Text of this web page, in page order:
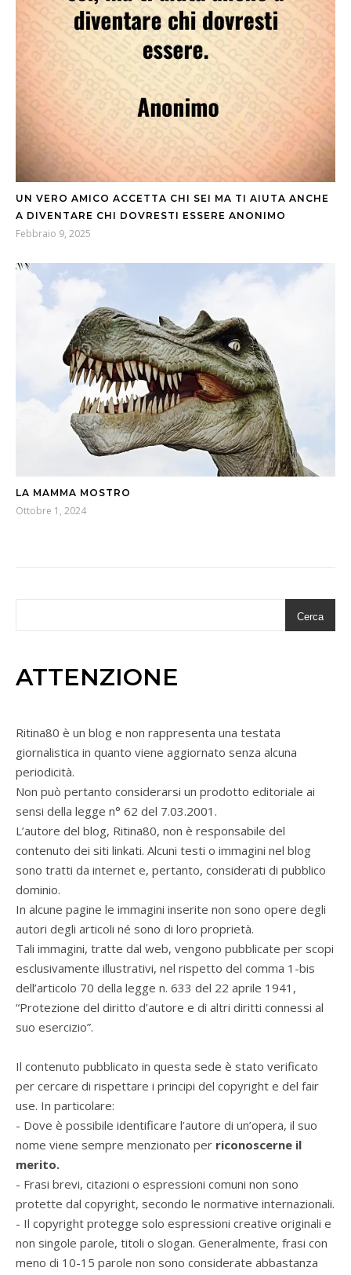
UN VERO AMICO ACCETTA CHI SEI MA TI AIUTA ANCHE
A DIVENTARE CHI DOVRESTI ESSERE ANONIMO
Febbraio 9, 2025
LA MAMMA MOSTRO
Ottobre 1, 2024
Cerca
ATTENZIONE
Ritina80 è un blog e non rappresenta una testata
giornalistica in quanto viene aggiornato senza alcuna
periodicità.
Non può pertanto considerarsi un prodotto editoriale ai
sensi della legge n° 62 del 7.03.2001.
L’autore del blog, Ritina80, non è responsabile del
contenuto dei siti linkati. Alcuni testi o immagini nel blog
sono tratti da internet e, pertanto, considerati di pubblico
dominio.
In alcune pagine le immagini inserite non sono opere degli
autori degli articoli né sono di loro proprietà.
Tali immagini, tratte dal web, vengono pubblicate per scopi
esclusivamente illustrativi, nel rispetto del comma 1-bis
dell’articolo 70 della legge n. 633 del 22 aprile 1941,
“Protezione del diritto d’autore e di altri diritti connessi al
suo esercizio”.
Il contenuto pubblicato in questa sede è stato verificato
per cercare di rispettare i principi del copyright e del fair
use. In particolare:
- Dove è possibile identificare l’autore di un’opera, il suo
nome viene sempre menzionato per riconoscerne il
merito.
- Frasi brevi, citazioni o espressioni comuni non sono
protette dal copyright, secondo le normative internazionali.
- Il copyright protegge solo espressioni creative originali e
non singole parole, titoli o slogan. Generalmente, frasi con
meno di 10-15 parole non sono considerate abbastanza